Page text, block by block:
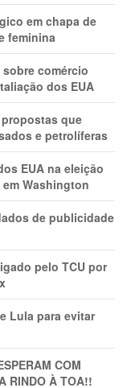
em chapa de
feminina
comércio
dos EUA
que
e petrolíferas
EUA na eleição
Washington
de publicidade
pelo TCU por
Lula para evitar
COM
RINDO À TOA!!